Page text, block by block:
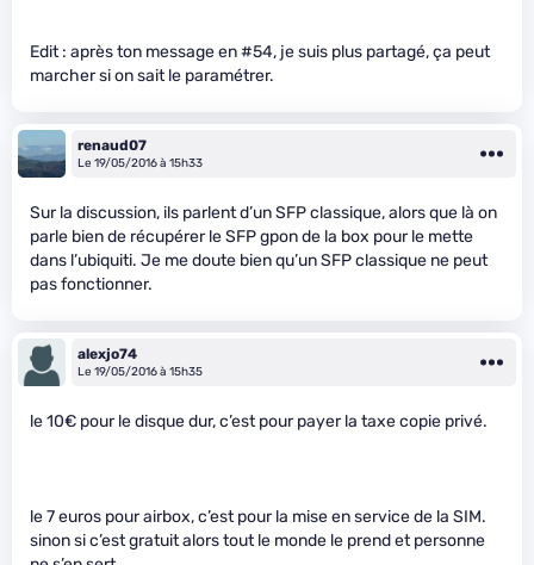
Edit : après ton message en #54, je suis plus partagé, ça peut
marcher si on sait le paramétrer.
renaud07
Le 19/05/2016 à 15h33
Sur la discussion, ils parlent d’un SFP classique, alors que là on
parle bien de récupérer le SFP gpon de la box pour le mette
dans l’ubiquiti. Je me doute bien qu’un SFP classique ne peut
pas fonctionner.
alexjo74
Le 19/05/2016 à 15h35
le 10€ pour le disque dur, c’est pour payer la taxe copie privé.
le 7 euros pour airbox, c’est pour la mise en service de la SIM.
sinon si c’est gratuit alors tout le monde le prend et personne